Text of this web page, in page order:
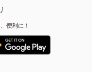
便利に！